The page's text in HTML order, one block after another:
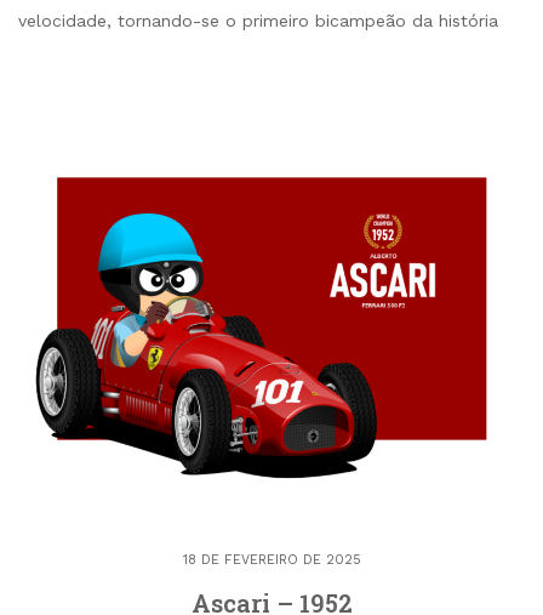
velocidade, tornando-se o primeiro bicampeão da história
18 DE FEVEREIRO DE 2025
Ascari – 1952